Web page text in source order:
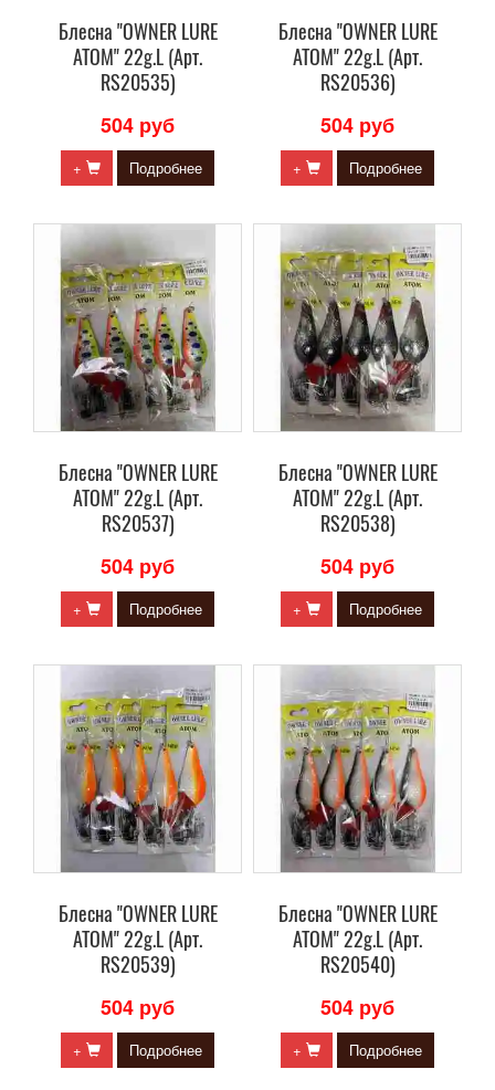
Блесна "OWNER LURE
ATOM" 22g.L (Арт.
RS20535)
504 руб
+ Подробнее
Блесна "OWNER LURE
ATOM" 22g.L (Арт.
RS20536)
504 руб
+ Подробнее
Блесна "OWNER LURE
ATOM" 22g.L (Арт.
RS20537)
504 руб
+ Подробнее
Блесна "OWNER LURE
ATOM" 22g.L (Арт.
RS20538)
504 руб
+ Подробнее
Блесна "OWNER LURE
ATOM" 22g.L (Арт.
RS20539)
504 руб
+ Подробнее
Блесна "OWNER LURE
ATOM" 22g.L (Арт.
RS20540)
504 руб
+ Подробнее